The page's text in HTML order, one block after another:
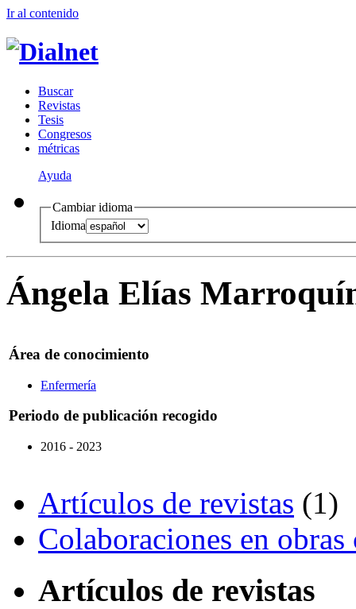
Ir al contenido
Buscar
Revistas
Tesis
Congresos
métricas
Ayuda
Cambiar idioma
Idioma
Ángela Elías
Área de conocimiento
Enfermería
Periodo de publicación recogido
2016 - 2023
Artículos de revistas (1)
Colaboraciones en
Artículos de revistas